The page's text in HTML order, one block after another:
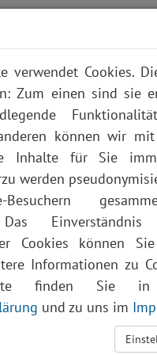
KONTAKT ANFAHRT JOBS
uns Aktuelles
verwendet Cookies.
Zum einen sind sie
können wir
Inhalte für Sie
werden
Besuchern
Das
Cookies können
Informationen zu
finden Sie in
und zu uns im